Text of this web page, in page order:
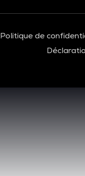
Politique de